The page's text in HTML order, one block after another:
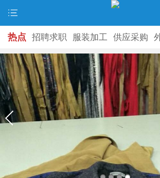
热点 招聘求职 服装加工 供应采购
源专区 生活服务 场地租赁 机器设备
尾货供求 加盟转让 资讯新闻 教学专区
厂 谈天说地 婚恋交友 产业市场 分
合作